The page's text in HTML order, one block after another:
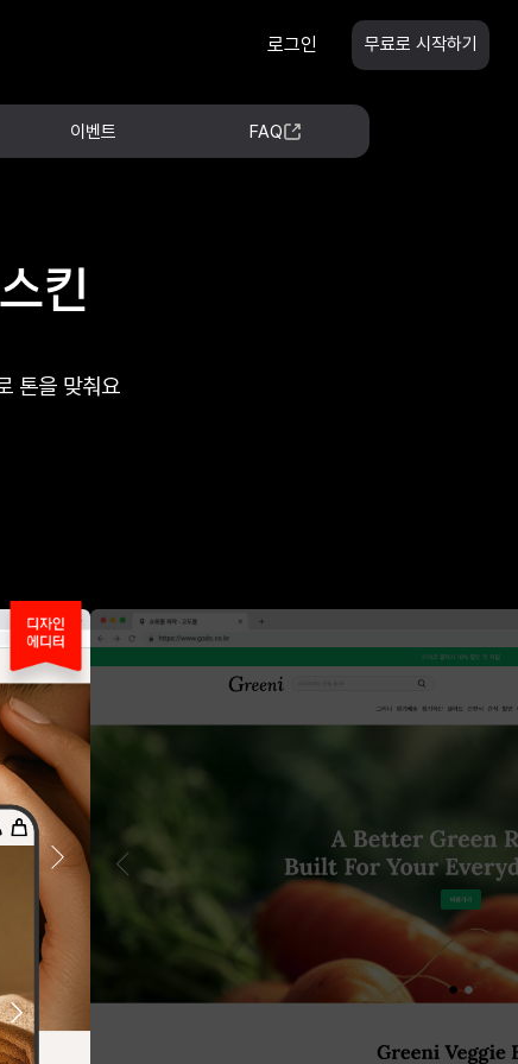
로그인
이벤트 FAQ
무료로 시작하기